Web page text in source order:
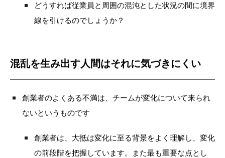
どうすれば従業員と周囲の混沌とした状況の間に境界
線を引けるのでしょうか？
混乱を生み出す人間はそれに気づきにくい
創業者のよくある不満は、チームが変化について来られ
ないというものです
創業者は、大抵は変化に至る背景をよく理解し、変化
の前段階を把握しています。また最も重要な点とし